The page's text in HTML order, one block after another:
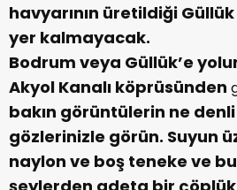
havyarının üretildiği
yer kalmayacak.
Bodrum veya Güllük’e
Akyol Kanalı köprüsünden
bakın görüntülerin ne
gözlerinizle görün. Suyun
naylon ve boş teneke ve